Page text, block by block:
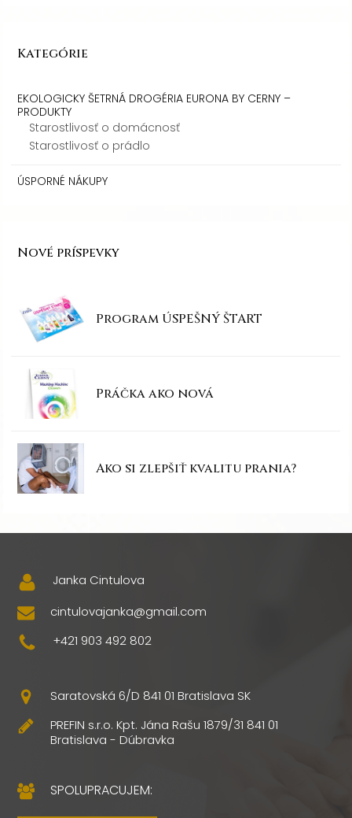
Kategórie
EKOLOGICKY ŠETRNÁ DROGÉRIA EURONA BY CERNY –
PRODUKTY
Starostlivosť o domácnosť
Starostlivosť o prádlo
ÚSPORNÉ NÁKUPY
Nové príspevky
Program ÚSPEŠNÝ ŠTART
Práčka ako nová
Ako si zlepšiť kvalitu prania?
Janka Cintulova
cintulovajanka@gmail.com
+421 903 492 802
Saratovská 6/D 841 01 Bratislava SK
PREFIN s.r.o. Kpt. Jána Rašu 1879/31 841 01
Bratislava - Dúbravka
SPOLUPRACUJEM: